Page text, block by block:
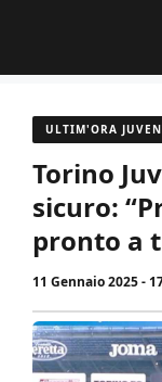
contenuto
ULTIM'ORA
Torino
sicuro:
pronto a
11 Gennaio 2025 -